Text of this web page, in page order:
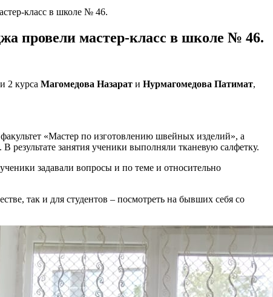
класс в школе № 46.
провели мастер-класс в школе № 46.
2 курса Магомедова Назарат и Нурмагомедова Патимат,
«Мастер по изготовлению швейных изделий», а
результате занятия ученики выполняли тканевую салфетку.
задавали вопросы и по теме и относительно
так и для студентов – посмотреть на бывших себя со